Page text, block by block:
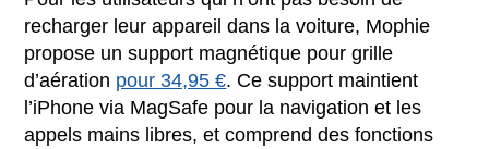
recharger leur appareil dans la voiture, Mophie
propose un support magnétique pour grille
d’aération pour 34,95 €. Ce support maintient
l’iPhone via MagSafe pour la navigation et les
appels mains libres, et comprend des fonctions